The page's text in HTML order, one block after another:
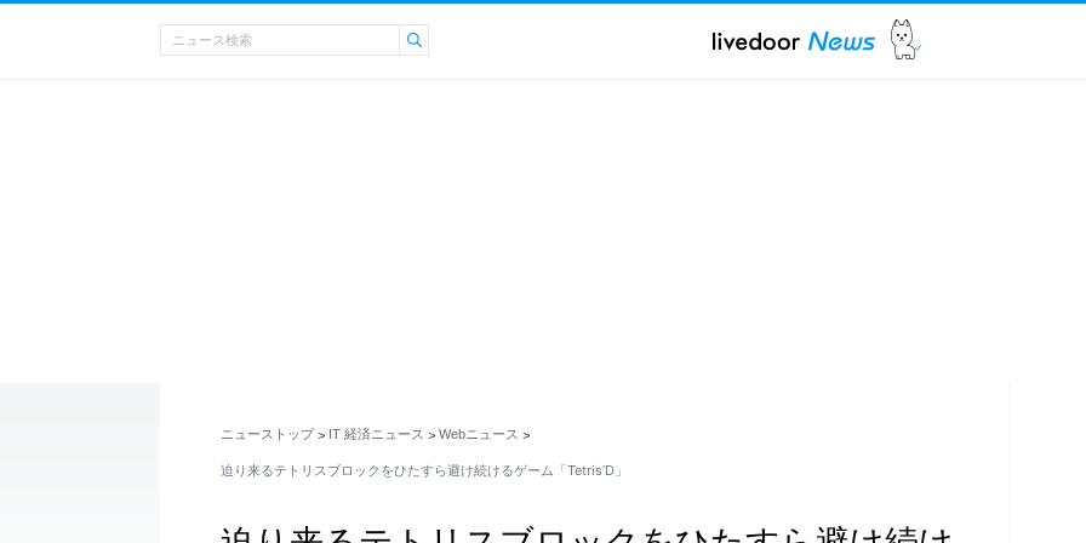
ニューストップ > IT 経済ニュース > Webニュース >
迫り来るテトリスブロックをひたすら避け続けるゲーム「Tetris’D」